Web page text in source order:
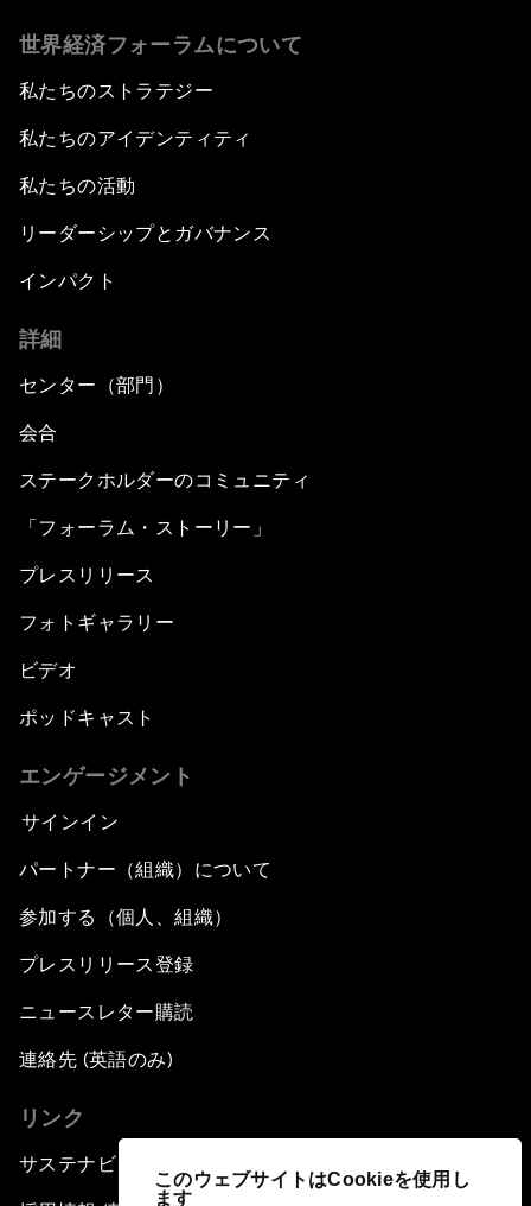
このウェブサイトはCookieを使用し
ます
世界経済フォーラムについて
私たちのストラテジー
私たちのアイデンティティ
私たちの活動
リーダーシップとガバナンス
インパクト
詳細
センター（部門）
会合
ステークホルダーのコミュニティ
「フォーラム・ストーリー」
プレスリリース
フォトギャラリー
ビデオ
ポッドキャスト
エンゲージメント
サインイン
パートナー（組織）について
参加する（個人、組織）
プレスリリース登録
ニュースレター購読
連絡先 (英語のみ)
リンク
サステナビリティへの取り組み